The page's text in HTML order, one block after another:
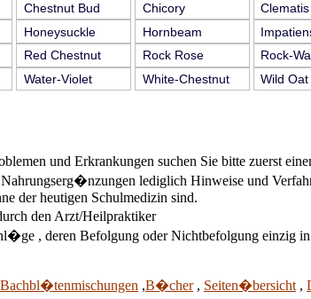
Chestnut Bud Chicory
Clematis
Honeysuckle Hornbeam
Red Chestnut Rock Rose
Rock-
Water-Violet White-Chestnut
Wild Oat
und Erkrankungen suchen Sie bitte zuerst
lediglich Hinweise und
der heutigen Schulmedizin sind.
den Arzt/Heilpraktiker
, deren Befolgung oder Nichtbefolgung einzig
Bachbl�tenmischungen ,B�cher, Seiten�bersicht ,